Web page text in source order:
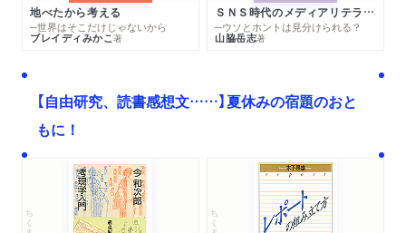
地べたから考える
─世界はそこだけじゃないから
ブレイディみかこ著
ＳＮＳ時代のメディアリテラシー
─ウソとホントは見分けられる？
山脇岳志著
【自由研究、読書感想文……】夏休みの宿題のおと
もに！
ちくま文庫 ちくま学芸文庫